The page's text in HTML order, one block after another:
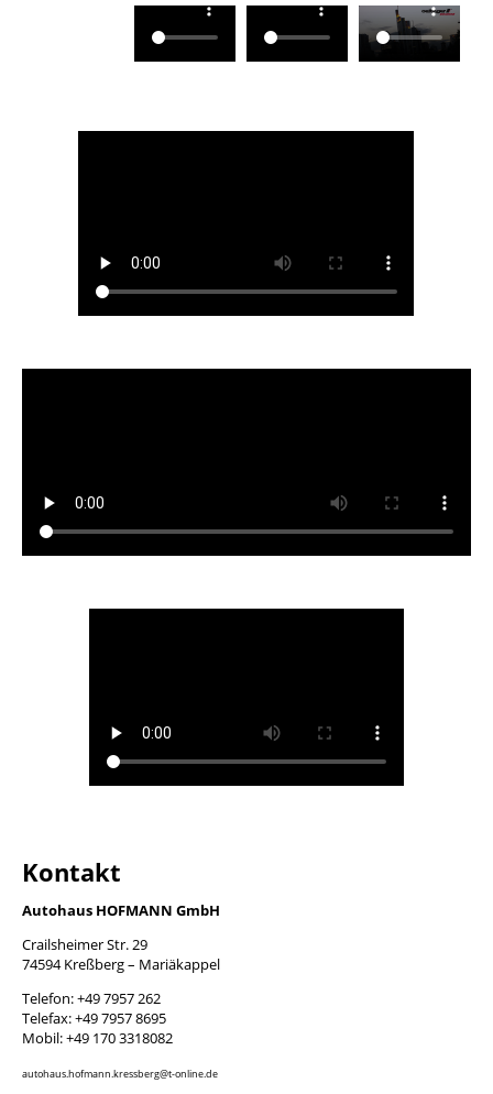
Kontakt
Autohaus HOFMANN GmbH
Crailsheimer Str. 29
74594 Kreßberg – Mariäkappel
Telefon: +49 7957 262
Telefax: +49 7957 8695
Mobil: +49 170 3318082
autohaus.hofmann.kressberg@t-online.de